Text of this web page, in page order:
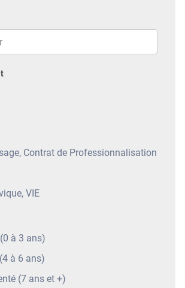
Contrat de Professionnalisation
VIE
à 3 ans)
à 6 ans)
(7 ans et +)